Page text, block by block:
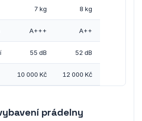
7 kg 8 kg
A+++ A++
55 dB 52 dB
10 000 Kč 12 000 Kč
prádelny